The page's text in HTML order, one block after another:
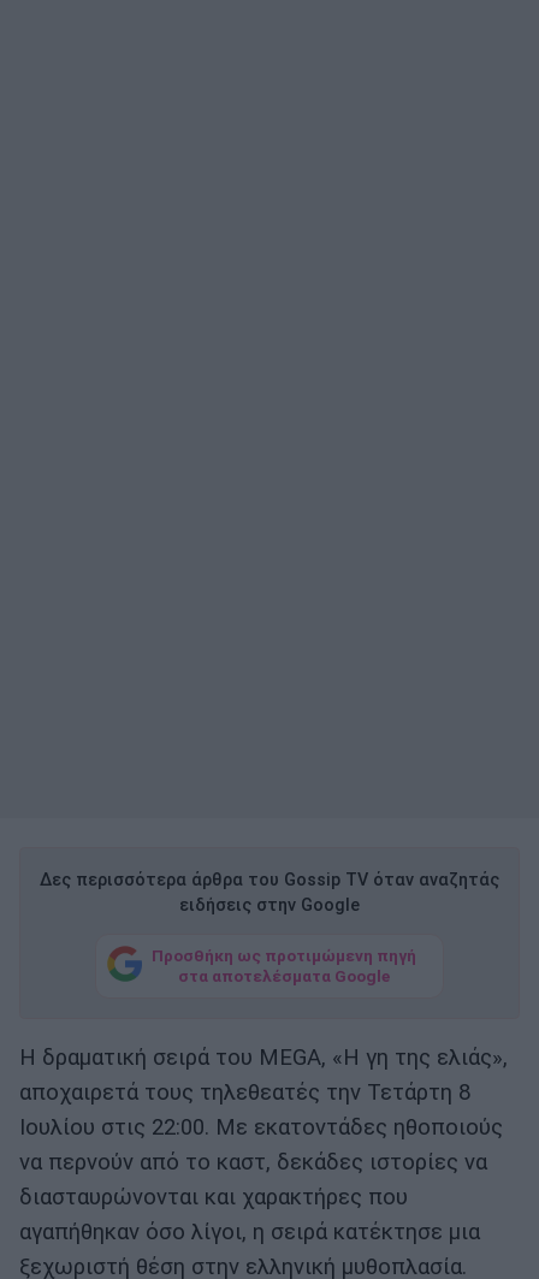
Δες περισσότερα άρθρα του Gossip TV όταν αναζητάς
ειδήσεις στην Google
Προσθήκη ως προτιμώμενη πηγή
στα αποτελέσματα Google
Η δραματική σειρά του MEGA, «Η γη της ελιάς»,
αποχαιρετά τους τηλεθεατές την Τετάρτη 8
Ιουλίου στις 22:00. Με εκατοντάδες ηθοποιούς
να περνούν από το καστ, δεκάδες ιστορίες να
διασταυρώνονται και χαρακτήρες που
αγαπήθηκαν όσο λίγοι, η σειρά κατέκτησε μια
ξεχωριστή θέση στην ελληνική μυθοπλασία.